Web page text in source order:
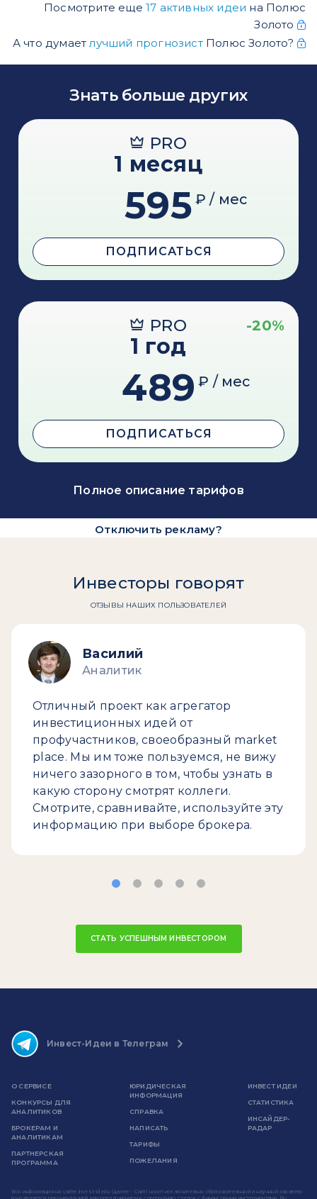
Посмотрите еще 17 активных идеи на Полюс
Золото
А что думаетлучший прогнозистПолюс Золото?
Знать больше других
PRO
1 месяц
595 ₽ / мес
ПОДПИСАТЬСЯ
PRO -20%
1 год
489 ₽ / мес
ПОДПИСАТЬСЯ
Полное описание тарифов
Отключить рекламу?
Инвесторы говорят
ОТЗЫВЫ НАШИХ ПОЛЬЗОВАТЕЛЕЙ
Василий
Аналитик
Отличный проект как агрегатор
инвестиционных идей от
профучастников, своеобразный market
place. Мы им тоже пользуемся, не вижу
ничего зазорного в том, чтобы узнать в
какую сторону смотрят коллеги.
Смотрите, сравнивайте, используйте эту
информацию при выборе брокера.
СТАТЬ УСПЕШНЫМ ИНВЕСТОРОМ
Инвест-Идеи в Телеграм
О СЕРВИСЕ
КОНКУРСЫ ДЛЯ
АНАЛИТИКОВ
БРОКЕРАМ И
АНАЛИТИКАМ
ПАРТНЕРСКАЯ
ПРОГРАММА
ЮРИДИЧЕСКАЯ
ИНФОРМАЦИЯ
СПРАВКА
НАПИСАТЬ
ТАРИФЫ
ПОЖЕЛАНИЯ
ИНВЕСТ ИДЕИ
СТАТИСТИКА
ИНСАЙДЕР-
РАДАР
Вся информация на сайте invest-idei.ru (далее - Сайт) носит исключительно образовательный и научный характер